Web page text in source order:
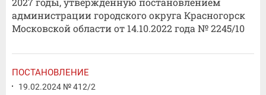
администрации городского округа Красногорск
Московской области от 14.10.2022 года № 2245/10
ПОСТАНОВЛЕНИЕ
19.02.2024 № 412/2